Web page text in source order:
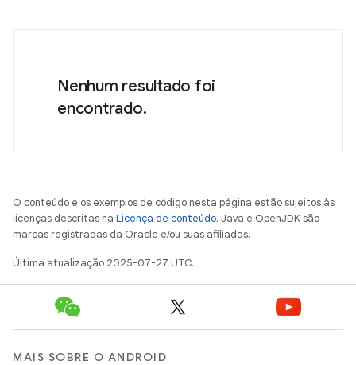
Nenhum resultado foi
encontrado.
O conteúdo e os exemplos de código nesta página estão sujeitos às
licenças descritas na Licença de conteúdo. Java e OpenJDK são
marcas registradas da Oracle e/ou suas afiliadas.
Última atualização 2025-07-27 UTC.
MAIS SOBRE O ANDROID